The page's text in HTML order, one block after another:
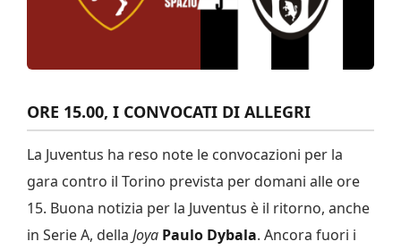
ORE 15.00, I CONVOCATI DI ALLEGRI
La Juventus ha reso note le convocazioni per la
gara contro il Torino prevista per domani alle ore
15. Buona notizia per la Juventus è il ritorno, anche
in Serie A, della Joya Paulo Dybala. Ancora fuori i